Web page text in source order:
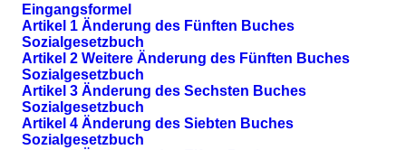
Eingangsformel
Artikel 1 Änderung des Fünften Buches
Sozialgesetzbuch
Artikel 2 Weitere Änderung des Fünften Buches
Sozialgesetzbuch
Artikel 3 Änderung des Sechsten Buches
Sozialgesetzbuch
Artikel 4 Änderung des Siebten Buches
Sozialgesetzbuch